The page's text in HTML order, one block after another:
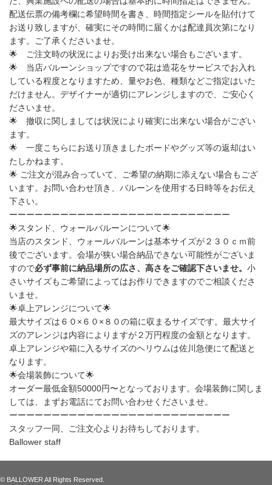
配送伝票の備考欄に希望時間を書き、時間指定シールを貼付けて
お送り致しますが、確実にその時間に届くかは配達員次第になり
ます。ご了承くださいませ。
🌟 ご注文時の状況によりお受け出来ない場合もございます。
🌟 当店バルーンショップですので花は造花をサービスでお入れ
している程度となりますため、量やお色、種類などご指定はいた
だけません。デザイナーが適切にアレンジしますので、ご安心く
ださいませ。
🌟 撤収に関しましては状況により確実に出来ない場合がござい
ます。
🌟 一度こちらにお送り頂きましたボードやグッズ等の返却はい
たしかねます。
🌟 ご注文が混み合っていて、ご希望の納期に添えない場合もござ
います。お問い合わせ頂き、バルーンを使用する日時等をお伝え
下さい。
ーーーーーーーーーーーーーーーーーーーーーーーーーー
🌟スタンド、ウォールバルーンについて🌟
当店のスタンド、ウォールバルーンは基本サイズが２３０ｃｍ前
後でございます。会場が狭い場合納品できない可能性がございま
すので必ず事前に納品場所の広さ、高さをご確認下さいませ。 小
さいサイズもご希望によってはお作りできますのでご相談くださ
いませ。
🌟卓上アレンジについて🌟
最大サイズは６０ × ６０ × ８０の箱に収まるサイズです。最大サイ
ズのアレンジは内容によりますが２万円程度の金額となります。
卓上アレンジや箱に入るサイズのヘリウムは佐川急便にて配送と
なります。
🌟会場装飾について🌟
オーダー最低金額50000円〜となっております。会場装飾に関しま
しては、まずお電話にてお問い合わせくださいませ。
ーーーーーーーーーーーーーーーーーーーーーーーーーー
スタッフ一同、ご注文心よりお待ちしております。
Ballower staff
© BALLOWER All Rights Reserved.